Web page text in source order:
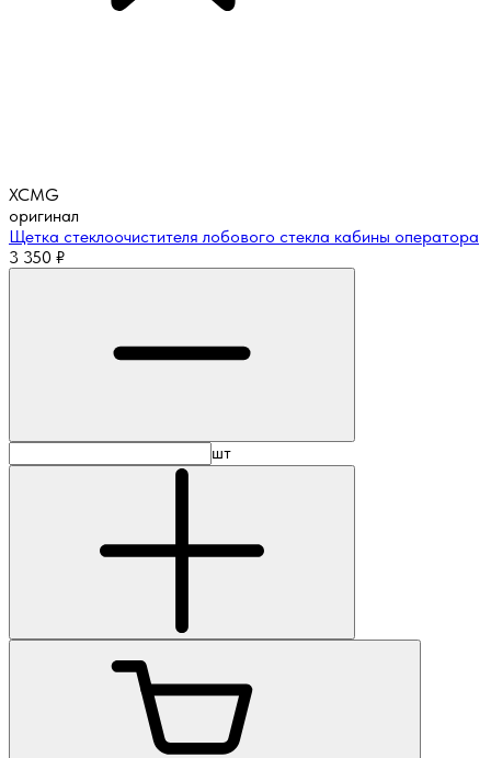
XCMG
оригинал
Щетка стеклоочистителя лобового стекла кабины оператора
3 350 ₽
шт